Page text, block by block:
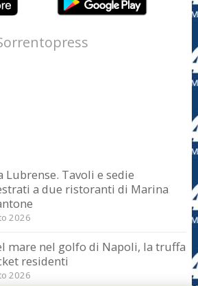
Lubrense. Tavoli e sedie
a due ristoranti di Marina
2026
mare nel golfo di Napoli, la truffa
residenti
2026